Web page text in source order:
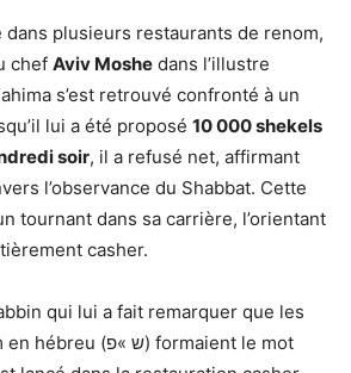
plusieurs restaurants de renom,
chef Aviv Moshe dans l’illustre
s’est retrouvé confronté à un
lui a été proposé 10 000 shekels
soir, il a refusé net, affirmant
l’observance du Shabbat. Cette
tournant dans sa carrière, l’orientant
casher.
qui lui a fait remarquer que les
initiales de son nom en hébreu (ש »פ) formaient le mot